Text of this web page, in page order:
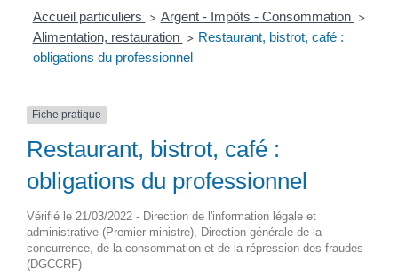
Accueil particuliers > Argent - Impôts - Consommation >
Alimentation, restauration > Restaurant, bistrot, café :
obligations du professionnel
Fiche pratique
Restaurant, bistrot, café :
obligations du professionnel
Vérifié le 21/03/2022 - Direction de l'information légale et
administrative (Premier ministre), Direction générale de la
concurrence, de la consommation et de la répression des fraudes
(DGCCRF)